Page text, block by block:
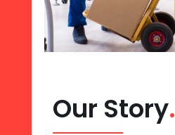
Our Story.